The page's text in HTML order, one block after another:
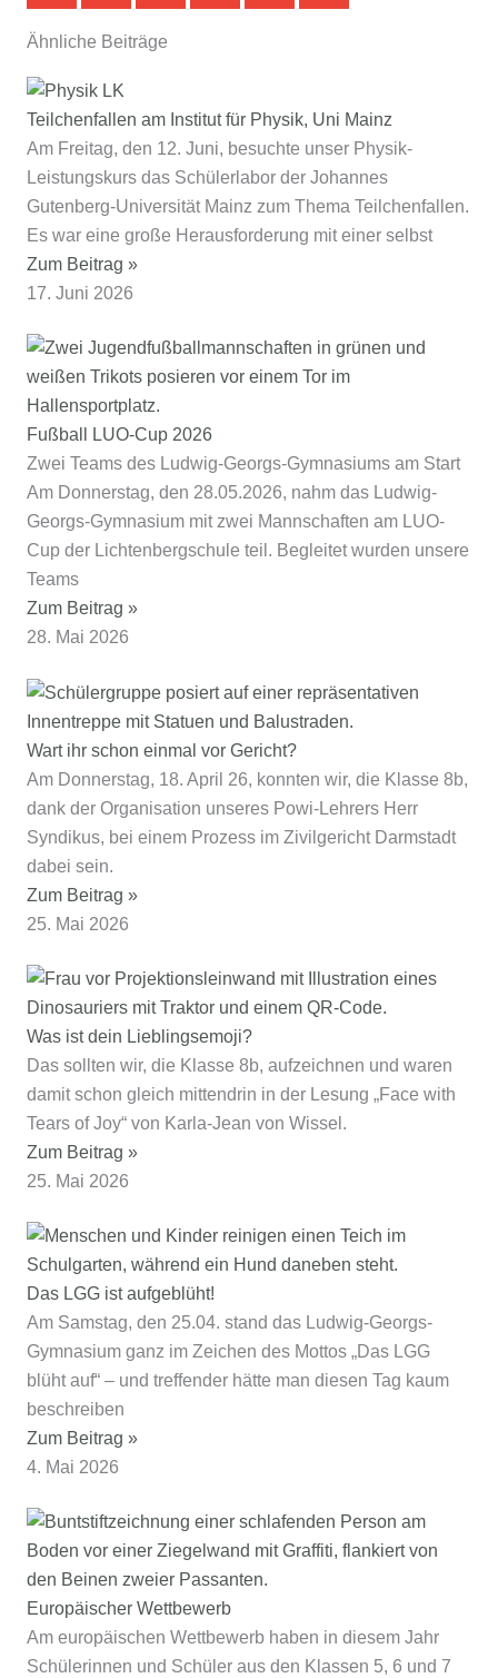
Ähnliche Beiträge
Teilchenfallen am Institut für Physik, Uni Mainz
Am Freitag, den 12. Juni, besuchte unser Physik-
Leistungskurs das Schülerlabor der Johannes
Gutenberg‑Universität Mainz zum Thema Teilchenfallen.
Es war eine große Herausforderung mit einer selbst
Zum Beitrag »
17. Juni 2026
Fußball LUO-Cup 2026
Zwei Teams des Ludwig-Georgs-Gymnasiums am Start
Am Donnerstag, den 28.05.2026, nahm das Ludwig-
Georgs-Gymnasium mit zwei Mannschaften am LUO-
Cup der Lichtenbergschule teil. Begleitet wurden unsere
Teams
Zum Beitrag »
28. Mai 2026
Wart ihr schon einmal vor Gericht?
Am Donnerstag, 18. April 26, konnten wir, die Klasse 8b,
dank der Organisation unseres Powi-Lehrers Herr
Syndikus, bei einem Prozess im Zivilgericht Darmstadt
dabei sein.
Zum Beitrag »
25. Mai 2026
Was ist dein Lieblingsemoji?
Das sollten wir, die Klasse 8b, aufzeichnen und waren
damit schon gleich mittendrin in der Lesung „Face with
Tears of Joy“ von Karla-Jean von Wissel.
Zum Beitrag »
25. Mai 2026
Das LGG ist aufgeblüht!
Am Samstag, den 25.04. stand das Ludwig-Georgs-
Gymnasium ganz im Zeichen des Mottos „Das LGG
blüht auf“ – und treffender hätte man diesen Tag kaum
beschreiben
Zum Beitrag »
4. Mai 2026
Europäischer Wettbewerb
Am europäischen Wettbewerb haben in diesem Jahr
Schülerinnen und Schüler aus den Klassen 5, 6 und 7